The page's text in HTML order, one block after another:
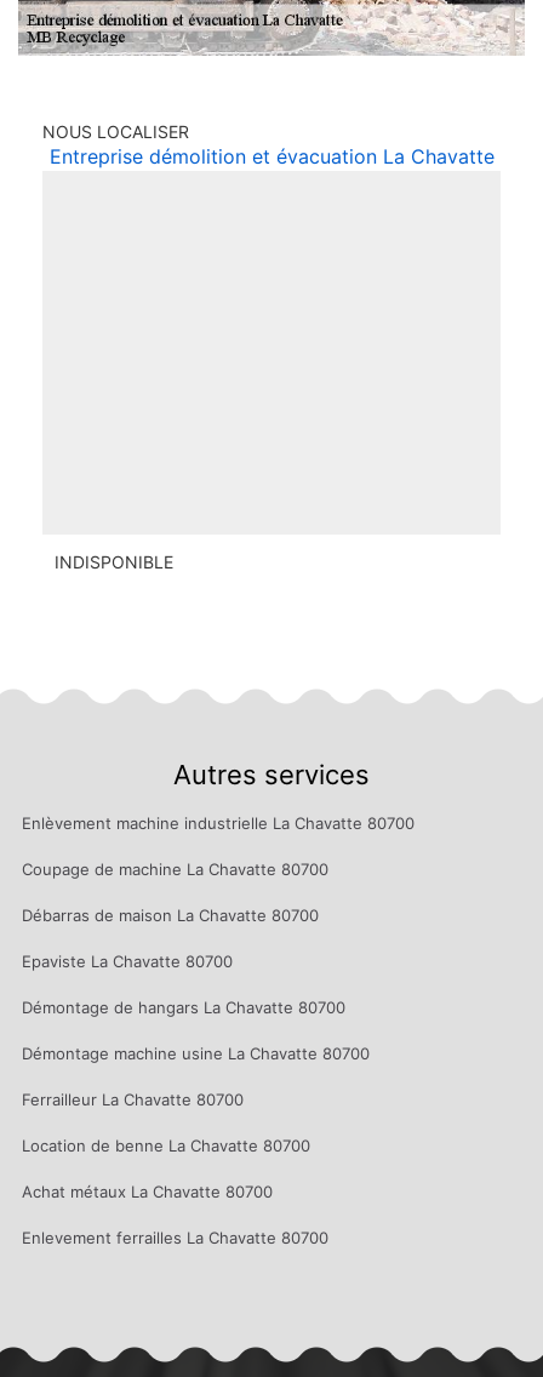
NOUS LOCALISER
Entreprise démolition et évacuation La Chavatte
INDISPONIBLE
Autres services
Enlèvement machine industrielle La Chavatte 80700
Coupage de machine La Chavatte 80700
Débarras de maison La Chavatte 80700
Epaviste La Chavatte 80700
Démontage de hangars La Chavatte 80700
Démontage machine usine La Chavatte 80700
Ferrailleur La Chavatte 80700
Location de benne La Chavatte 80700
Achat métaux La Chavatte 80700
Enlevement ferrailles La Chavatte 80700